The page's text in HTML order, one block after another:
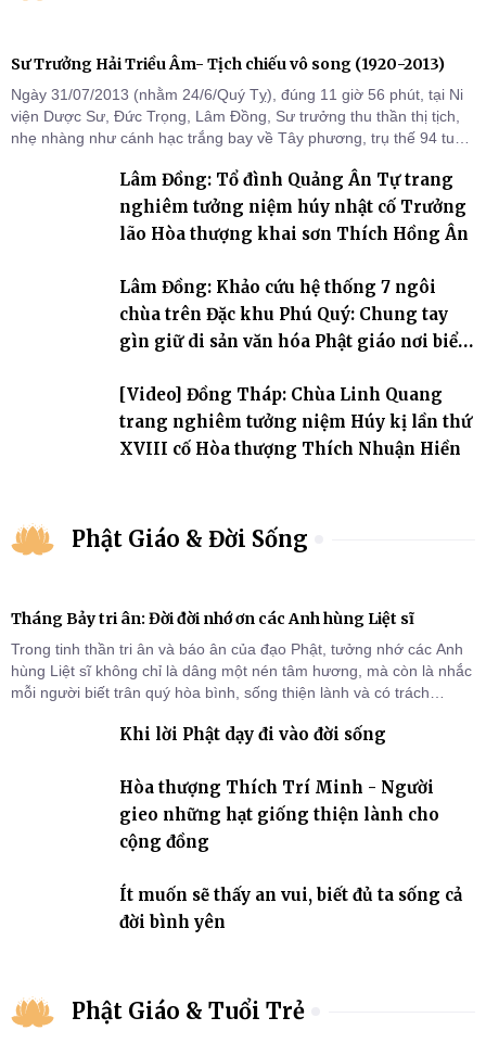
Sư Trưởng Hải Triều Âm- Tịch chiếu vô song (1920-2013)
Ngày 31/07/2013 (nhằm 24/6/Quý Tỵ), đúng 11 giờ 56 phút, tại Ni
viện Dược Sư, Đức Trọng, Lâm Đồng, Sư trưởng thu thần thị tịch,
nhẹ nhàng như cánh hạc trắng bay về Tây phương, trụ thế 94 tuổi
Lâm Đồng: Tổ đình Quảng Ân Tự trang
nghiêm tưởng niệm húy nhật cố Trưởng
lão Hòa thượng khai sơn Thích Hồng Ân
Lâm Đồng: Khảo cứu hệ thống 7 ngôi
chùa trên Đặc khu Phú Quý: Chung tay
gìn giữ di sản văn hóa Phật giáo nơi biển
[Video] Đồng Tháp: Chùa Linh Quang
trang nghiêm tưởng niệm Húy kị lần thứ
XVIII cố Hòa thượng Thích Nhuận Hiền
Phật Giáo & Đời Sống
Tháng Bảy tri ân: Đời đời nhớ ơn các Anh hùng Liệt sĩ
Trong tinh thần tri ân và báo ân của đạo Phật, tưởng nhớ các Anh
hùng Liệt sĩ không chỉ là dâng một nén tâm hương, mà còn là nhắc
mỗi người biết trân quý hòa bình, sống thiện lành và có trách
Khi lời Phật dạy đi vào đời sống
Hòa thượng Thích Trí Minh - Người
gieo những hạt giống thiện lành cho
cộng đồng
Ít muốn sẽ thấy an vui, biết đủ ta sống cả
đời bình yên
Phật Giáo & Tuổi Trẻ